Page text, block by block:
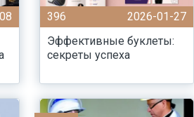
396
2026-01-27
Эффективные буклеты:
секреты успеха